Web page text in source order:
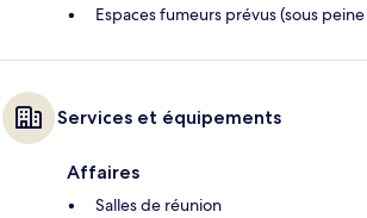
Espaces fumeurs prévus (sous
Services et équipements
Affaires
Salles de réunion